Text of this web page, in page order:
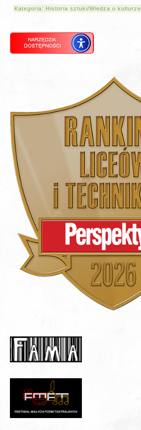
Kategoria: Historia sztuki/Wiedza o kulturze